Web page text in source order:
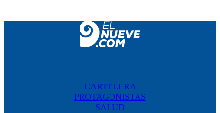
CARTELERA
PROTAGONISTAS
SALUD